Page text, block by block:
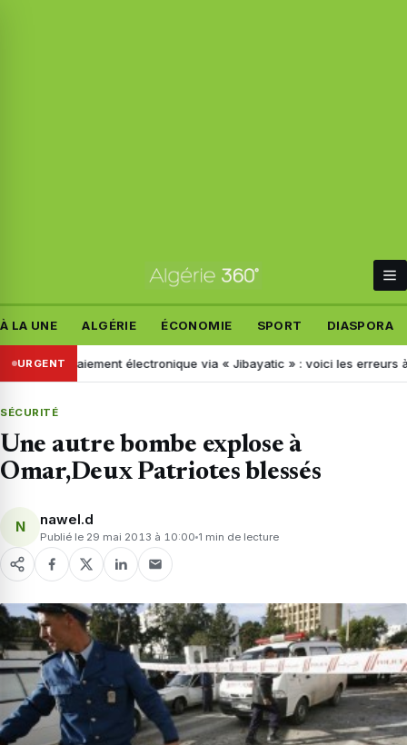
À LA UNE ALGÉRIE ÉCONOMIE SPORT DIASPORA
URGENT
Paiement électronique via « Jibayatic » : voici les erreurs à ne
SÉCURITÉ
Une autre bombe explose à
Omar,Deux Patriotes blessés
N nawel.d
Publié le 29 mai 2013 à 10:00 1 min de lecture